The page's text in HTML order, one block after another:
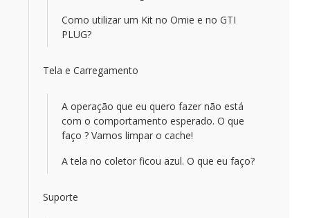
Como utilizar um Kit no Omie e no GTI
PLUG?
Tela e Carregamento
A operação que eu quero fazer não está
com o comportamento esperado. O que
faço ? Vamos limpar o cache!
A tela no coletor ficou azul. O que eu faço?
Suporte